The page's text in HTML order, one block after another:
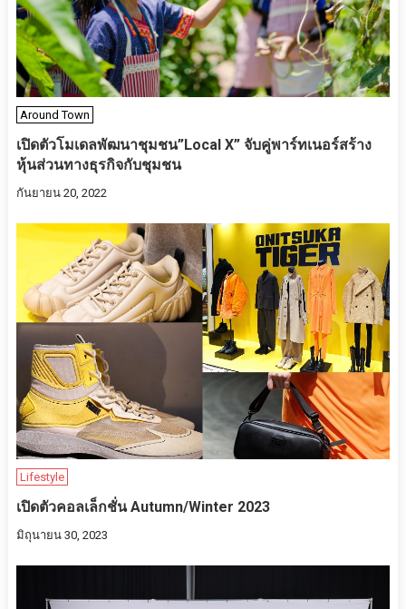
Around Town
เปิดตัวโมเดลพัฒนาชุมชน”Local X” จับคู่พาร์ทเนอร์สร้าง
หุ้นส่วนทางธุรกิจกับชุมชน
กันยายน 20, 2022
Lifestyle
เปิดตัวคอลเล็กชั่น Autumn/Winter 2023
มิถุนายน 30, 2023